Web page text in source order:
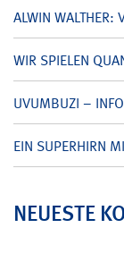
ALWIN WALTHER:
WIR SPIELEN
UVUMBUZI –
EIN SUPERHIRN
NEUESTE